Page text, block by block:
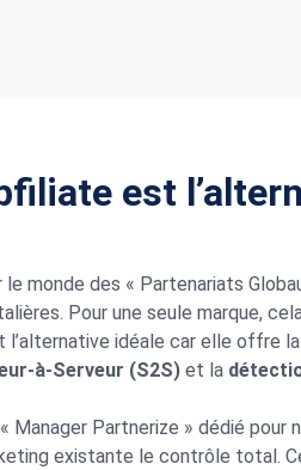
est
monde des « Partenariats
Pour une seule marque,
l’alternative idéale car elle offre
à-Serveur (S2S) et la
« Manager Partnerize » dédié
existante le contrôle total.